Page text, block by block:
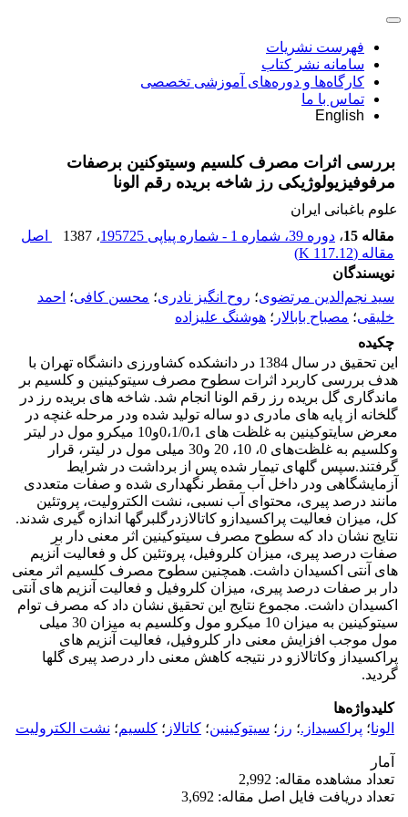
فهرست نشریات
سامانه نشر کتاب
کارگاه‌ها و دوره‌های آموزشی تخصصی
تماس با ما
English
بررسی اثرات مصرف کلسیم وسیتوکنین برصفات
مرفوفیزیولوژیکی رز شاخه بریده رقم الونا
علوم باغبانی ایران
مقاله 15
، دوره 39، شماره 1 - شماره پیاپی 195725 ، 1387
اصل
مقاله (117.12 K
)
نویسندگان
سید نجم‌الدین مرتضوی؛ روح انگیز نادری؛ محسن کافی؛ احمد
خلیقی؛ مصباح بابالار ؛ هوشنگ علیزاده
چکیده
این تحقیق در سال 1384 در دانشکده کشاورزی دانشگاه تهران با
هدف بررسی کاربرد اثرات سطوح مصرف سیتوکینین و کلسیم بر
ماندگاری گل بریده رز رقم الونا انجام شد. شاخه های بریده رز در
گلخانه از پایه های مادری دو ساله تولید شده ودر مرحله غنچه در
معرض سایتوکینین به غلظت های 0،1/0،1و10 میکرو مول در لیتر
وکلسیم به غلظت‌های 0، 10، 20 و30 میلی مول در لیتر، قرار
گرفتند.سپس گلهای تیمار شده پس از برداشت در شرایط
آزمایشگاهی ودر داخل آب مقطر نگهداری شده و صفات متعددی
مانند درصد پیری، محتوای آب نسبی، نشت الکترولیت، پروتئین
کل، میزان فعالیت پراکسیدازو کاتالازدرگلبرگها اندازه گیری شدند.
نتایج نشان داد که سطوح مصرف سیتوکینین اثر معنی دار بر
صفات درصد پیری، میزان کلروفیل، پروتئین کل و فعالیت آنزیم
های آنتی اکسیدان داشت. همچنین سطوح مصرف کلسیم اثر معنی
دار بر صفات درصد پیری، میزان کلروفیل و فعالیت آنزیم های آنتی
اکسیدان داشت. مجموع نتایج این تحقیق نشان داد که مصرف توام
سیتوکینین به میزان 10 میکرو مول وکلسیم به میزان 30 میلی
مول موجب افزایش معنی دار کلروفیل، فعالیت آنزیم های
پراکسیداز وکاتالازو در نتیجه کاهش معنی دار درصد پیری گلها
گردید.
کلیدواژه‌ها
الونا؛ پراکسیداز.؛ رز ؛ سیتوکینین؛ کاتالاز ؛ کلسیم؛ نشت الکترولیت
آمار
تعداد مشاهده مقاله: 2,992
تعداد دریافت فایل اصل مقاله: 3,692